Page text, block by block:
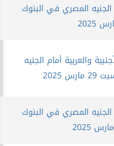
الجنيه المصري في البنوك
والعربية أمام الجنيه
2025
الجنيه المصري في البنوك